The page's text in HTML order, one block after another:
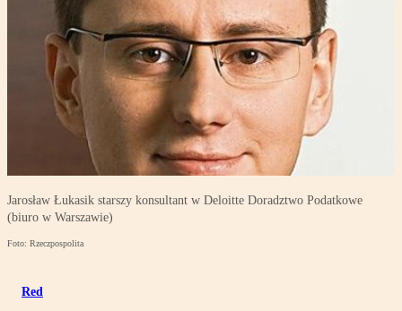
Jarosław Łukasik starszy konsultant w Deloitte Doradztwo Podatkowe
(biuro w Warszawie)
Foto: Rzeczpospolita
Red